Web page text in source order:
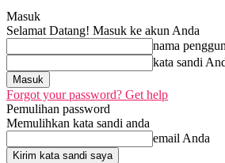
Masuk
Selamat Datang! Masuk ke akun Anda
nama
kata sandi
Forgot your password? Get help
Pemulihan password
Memulihkan kata sandi anda
email Anda